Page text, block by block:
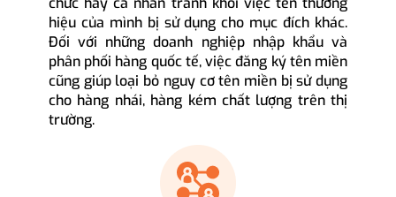
hiệu của mình bị sử dụng cho mục đích khác.
Đối với những doanh nghiệp nhập khẩu và
phân phối hàng quốc tế, việc đăng ký tên miền
cũng giúp loại bỏ nguy cơ tên miền bị sử dụng
cho hàng nhái, hàng kém chất lượng trên thị
trường.